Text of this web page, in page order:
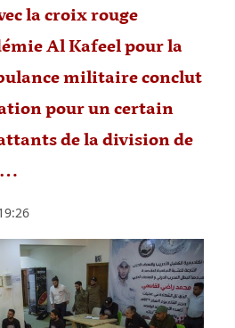
la croix rouge
Al Kafeel pour la
militaire conclut
pour un certain
de la division de